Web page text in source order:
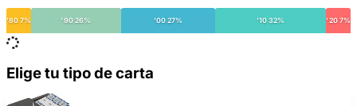
'80 7% '90 26% '00 27% '10 32% '20 7%
Elige tu tipo de carta